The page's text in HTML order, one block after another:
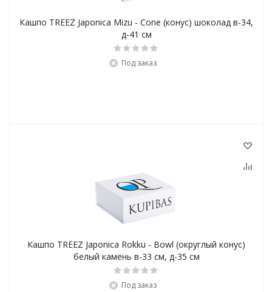
Кашпо TREEZ Japonica Mizu - Cone (конус) шоколад в-34,
д-41 см
Под заказ
Кашпо TREEZ Japonica Rokku - Bowl (округлый конус)
белый камень в-33 см, д-35 см
Под заказ